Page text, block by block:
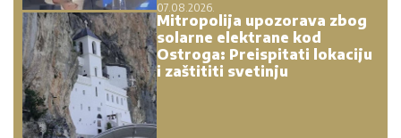
07.08.2026.
Mitropolija upozorava zbog
solarne elektrane kod
Ostroga: Preispitati lokaciju
i zaštititi svetinju